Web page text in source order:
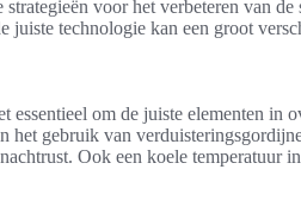
strategieën voor het verbeteren van
juiste technologie kan een groot
essentieel om de juiste elementen in
het gebruik van
Ook een koele temperatuur